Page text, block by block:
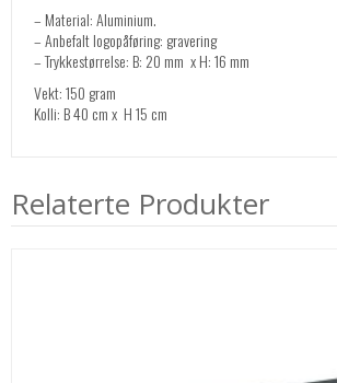
– Material: Aluminium.
– Anbefalt logopåføring: gravering
– Trykkestørrelse: B: 20 mm x H: 16 mm
Vekt: 150 gram
Kolli: B 40 cm x H 15 cm
Relaterte Produkter